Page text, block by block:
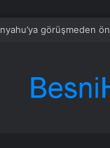
Motosiklet Kazası